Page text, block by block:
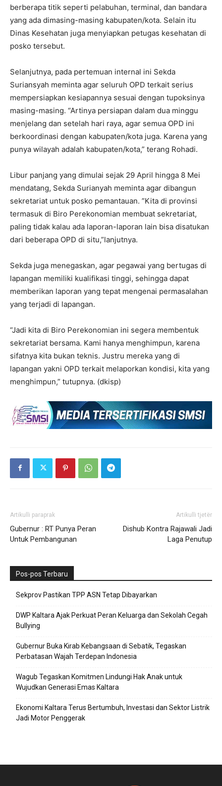
berberapa titik seperti pelabuhan, terminal, dan bandara
yang ada dimasing-masing kabupaten/kota. Selain itu
Dinas Kesehatan juga menyiapkan petugas kesehatan di
posko tersebut.
Selanjutnya, pada pertemuan internal ini Sekda
Suriansyah meminta agar seluruh OPD terkait serius
mempersiapkan kesiapannya sesuai dengan tupoksinya
masing-masing. “Artinya persiapan dalam dua minggu
menjelang dan setelah hari raya, agar semua OPD ini
berkoordinasi dengan kabupaten/kota juga. Karena yang
punya wilayah adalah kabupaten/kota,” terang Rohadi.
Libur panjang yang dimulai sejak 29 April hingga 8 Mei
mendatang, Sekda Surianyah meminta agar dibangun
sekretariat untuk posko pemantauan. ”Kita di provinsi
termasuk di Biro Perekonomian membuat sekretariat,
paling tidak kalau ada laporan-laporan lain bisa disatukan
dari beberapa OPD di situ,”lanjutnya.
Sekda juga menegaskan, agar pegawai yang bertugas di
lapangan memiliki kualifikasi tinggi, sehingga dapat
memberikan laporan yang tepat mengenai permasalahan
yang terjadi di lapangan.
“Jadi kita di Biro Perekonomian ini segera membentuk
sekretariat bersama. Kami hanya menghimpun, karena
sifatnya kita bukan teknis. Justru mereka yang di
lapangan yakni OPD terkait melaporkan kondisi, kita yang
menghimpun,” tutupnya. (dkisp)
Artikulli paraprak
Gubernur : RT Punya Peran
Untuk Pembangunan
Artikulli tjetër
Dishub Kontra Rajawali Jadi
Laga Penutup
Pos-pos Terbaru
Sekprov Pastikan TPP ASN Tetap Dibayarkan
DWP Kaltara Ajak Perkuat Peran Keluarga dan Sekolah Cegah
Bullying
Gubernur Buka Kirab Kebangsaan di Sebatik, Tegaskan
Perbatasan Wajah Terdepan Indonesia
Wagub Tegaskan Komitmen Lindungi Hak Anak untuk
Wujudkan Generasi Emas Kaltara
Ekonomi Kaltara Terus Bertumbuh, Investasi dan Sektor Listrik
Jadi Motor Penggerak